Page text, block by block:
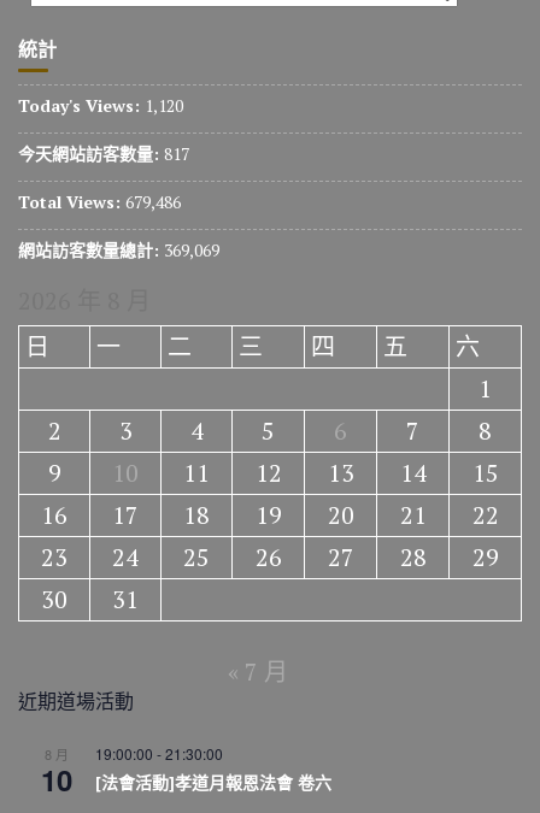
統計
Today's Views: 1,120
今天網站訪客數量: 817
Total Views: 679,486
網站訪客數量總計: 369,069
日
一 二 三 四 五
六
1
2
3 4 5 6 7
8
9
10 11 12 13 14
15
16
17 18 19 20 21
22
23
24 25 26 27 28
29
30
31
« 7 月
近期道場活動
8 月
10
19:00:00 -21:30:00
[法會活動]孝道月報恩法會 卷六